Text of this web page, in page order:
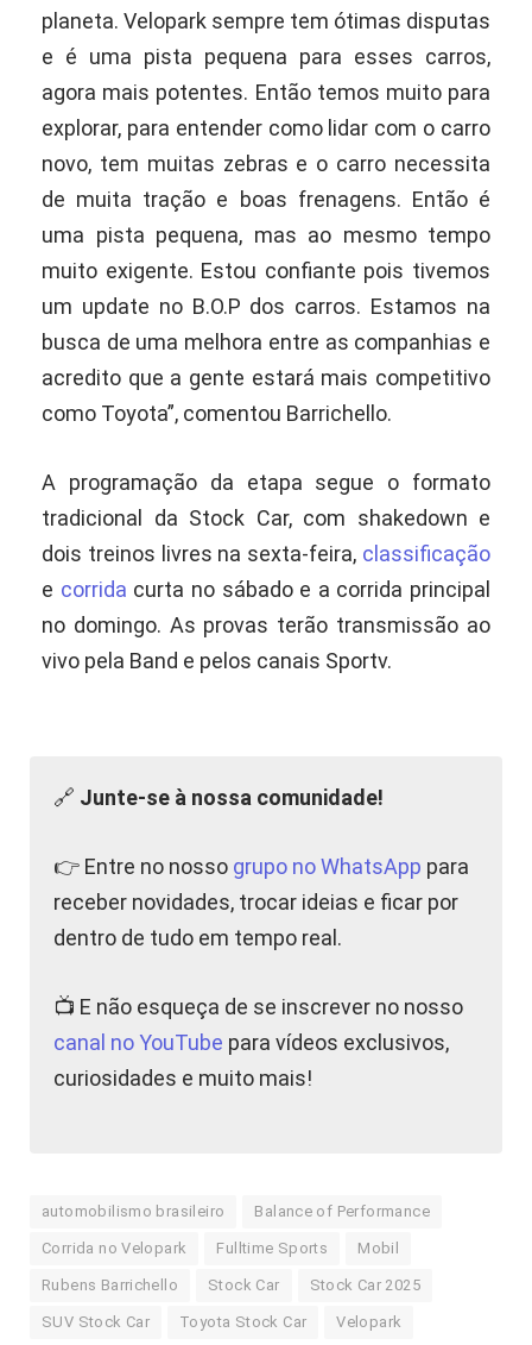
planeta. Velopark sempre tem ótimas disputas
e é uma pista pequena para esses carros,
agora mais potentes. Então temos muito para
explorar, para entender como lidar com o carro
novo, tem muitas zebras e o carro necessita
de muita tração e boas frenagens. Então é
uma pista pequena, mas ao mesmo tempo
muito exigente. Estou confiante pois tivemos
um update no B.O.P dos carros. Estamos na
busca de uma melhora entre as companhias e
acredito que a gente estará mais competitivo
como Toyota”, comentou Barrichello.
A programação da etapa segue o formato
tradicional da Stock Car, com shakedown e
dois treinos livres na sexta-feira, classificação
e corrida curta no sábado e a corrida principal
no domingo. As provas terão transmissão ao
vivo pela Band e pelos canais Sportv.
🔗 Junte-se à nossa comunidade!
👉 Entre no nosso grupo no WhatsApp para
receber novidades, trocar ideias e ficar por
dentro de tudo em tempo real.
📺 E não esqueça de se inscrever no nosso
canal no YouTube para vídeos exclusivos,
curiosidades e muito mais!
automobilismo brasileiro Balance of Performance
Corrida no Velopark Fulltime Sports Mobil
Rubens Barrichello Stock Car Stock Car 2025
SUV Stock Car Toyota Stock Car Velopark